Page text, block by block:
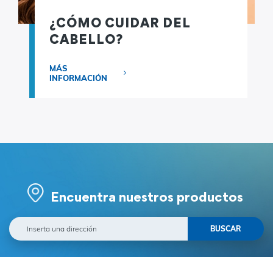
¿CÓMO CUIDAR DEL
CABELLO?
MÁS
INFORMACIÓN
Encuentra nuestros productos